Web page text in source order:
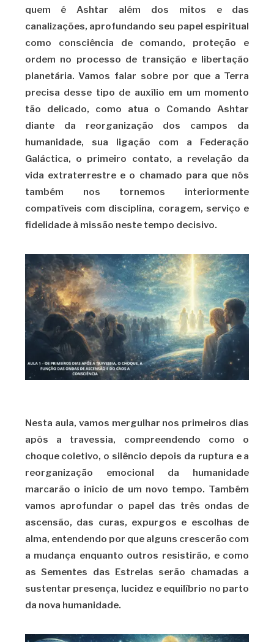
quem é Ashtar além dos mitos e das
canalizações, aprofundando seu papel espiritual
como consciência de comando, proteção e
ordem no processo de transição e libertação
planetária. Vamos falar sobre por que a Terra
precisa desse tipo de auxílio em um momento
tão delicado, como atua o Comando Ashtar
diante da reorganização dos campos da
humanidade, sua ligação com a Federação
Galáctica, o primeiro contato, a revelação da
vida extraterrestre e o chamado para que nós
também nos tornemos interiormente
compatíveis com disciplina, coragem, serviço e
fidelidade à missão neste tempo decisivo.
Nesta aula, vamos mergulhar nos primeiros dias
após a travessia, compreendendo como o
choque coletivo, o silêncio depois da ruptura e a
reorganização emocional da humanidade
marcarão o início de um novo tempo. Também
vamos aprofundar o papel das três ondas de
ascensão, das curas, expurgos e escolhas de
alma, entendendo por que alguns crescerão com
a mudança enquanto outros resistirão, e como
as Sementes das Estrelas serão chamadas a
sustentar presença, lucidez e equilíbrio no parto
da nova humanidade.